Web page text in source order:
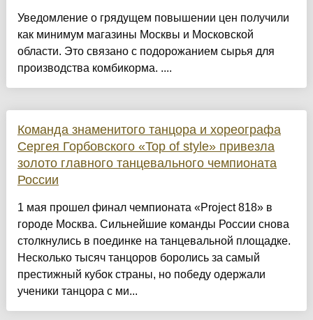
Уведомление о грядущем повышении цен получили
как минимум магазины Москвы и Московской
области. Это связано с подорожанием сырья для
производства комбикорма. ....
Команда знаменитого танцора и хореографа
Сергея Горбовского «Top of style» привезла
золото главного танцевального чемпионата
России
1 мая прошел финал чемпионата «Project 818» в
городе Москва. Сильнейшие команды России снова
столкнулись в поединке на танцевальной площадке.
Несколько тысяч танцоров боролись за самый
престижный кубок страны, но победу одержали
ученики танцора с ми...